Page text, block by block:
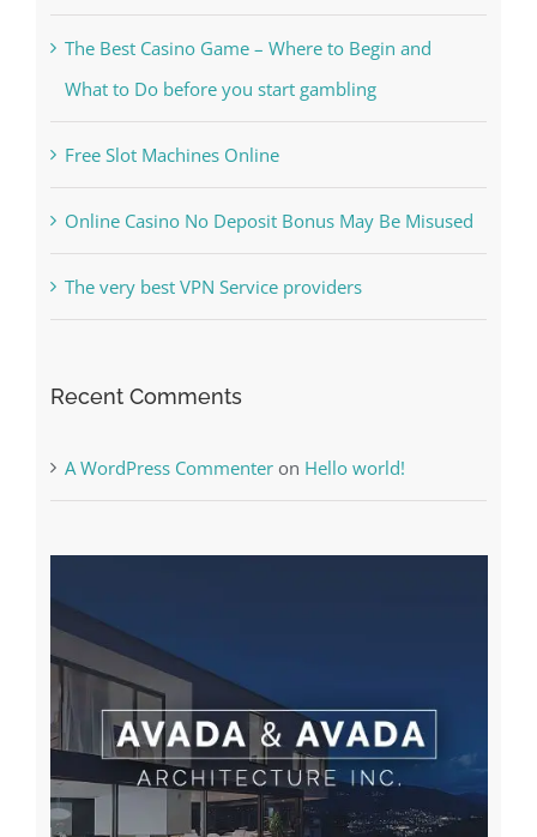
The Best Casino Game – Where to Begin and
What to Do before you start gambling
Free Slot Machines Online
Online Casino No Deposit Bonus May Be Misused
The very best VPN Service providers
Recent Comments
A WordPress Commenteron Hello world!